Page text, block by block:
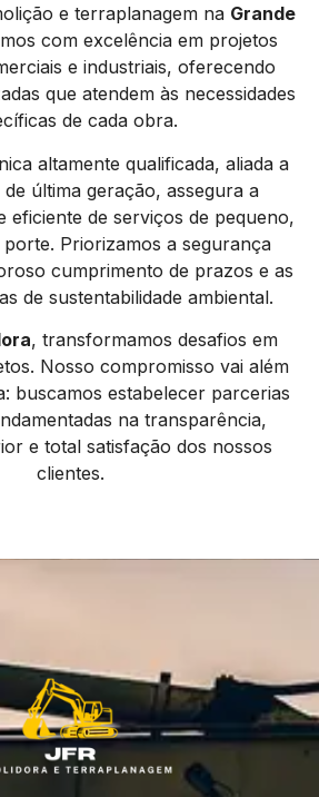
e terraplanagem na Grande
com excelência em projetos
e industriais, oferecendo
que atendem às necessidades
de cada obra.
altamente qualificada, aliada a
última geração, assegura a
eficiente de serviços de pequeno,
porte. Priorizamos a segurança
cumprimento de prazos e as
de sustentabilidade ambiental.
, transformamos desafios em
Nosso compromisso vai além
buscamos estabelecer parcerias
na transparência,
e total satisfação dos nossos
clientes.